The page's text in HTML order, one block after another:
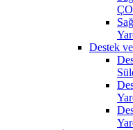
Destek